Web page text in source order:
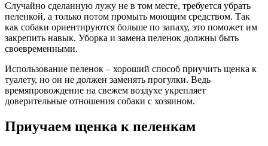
Случайно сделанную лужу не в том месте, требуется убрать
пеленкой, а только потом промыть моющим средством. Так
как собаки ориентируются больше по запаху, это поможет им
закрепить навык. Уборка и замена пеленок должны быть
своевременными.
Использование пеленок – хороший способ приучить щенка к
туалету, но он не должен заменять прогулки. Ведь
времяпровождение на свежем воздухе укрепляет
доверительные отношения собаки с хозяином.
Приучаем щенка к пеленкам